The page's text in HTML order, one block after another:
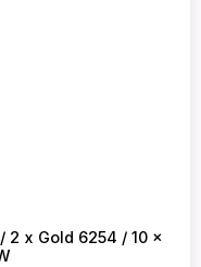
2 x Gold 6254 / 10 x